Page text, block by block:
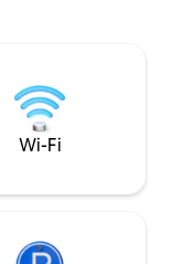
films et
Parking gratuit
superbe vue sur
Wi-Fi